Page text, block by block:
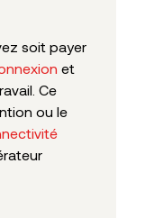
soit payer
et
Ce
ou le